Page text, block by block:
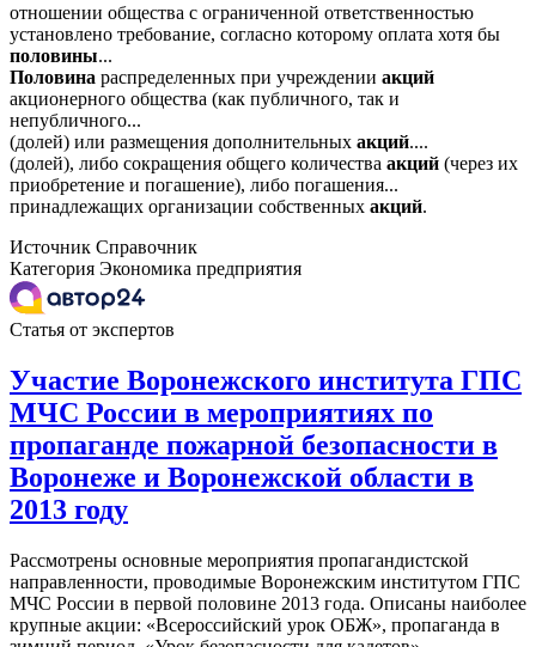
отношении общества с ограниченной ответственностью
установлено требование, согласно которому оплата хотя бы
половины...
Половина распределенных при учреждении акций
акционерного общества (как публичного, так и
непубличного...
(долей) или размещения дополнительных акций....
(долей), либо сокращения общего количества акций (через их
приобретение и погашение), либо погашения...
принадлежащих организации собственных акций.
Источник Справочник
Категория Экономика предприятия
Статья от экспертов
Участие Воронежского института ГПС
МЧС России в мероприятиях по
пропаганде пожарной безопасности в
Воронеже и Воронежской области в
2013 году
Рассмотрены основные мероприятия пропагандистской
направленности, проводимые Воронежским институтом ГПС
МЧС России в первой половине 2013 года. Описаны наиболее
крупные акции: «Всероссийский урок ОБЖ», пропаганда в